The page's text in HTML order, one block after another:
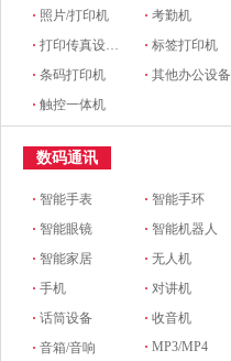
· 照片/打印机 ·考勤机
·打印传真设备配件 ·标签打印机
·条码打印机 ·其他办公设备
·触控一体机
数码通讯
·智能手表 ·智能手环
·智能眼镜 ·智能机器人
·智能家居 ·无人机
·手机 ·对讲机
·话筒设备 ·收音机
·音箱/音响 ·MP3/MP4